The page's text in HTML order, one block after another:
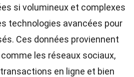
si volumineux et complexes
technologies avancées pour
Ces données proviennent
les réseaux sociaux,
en ligne et bien